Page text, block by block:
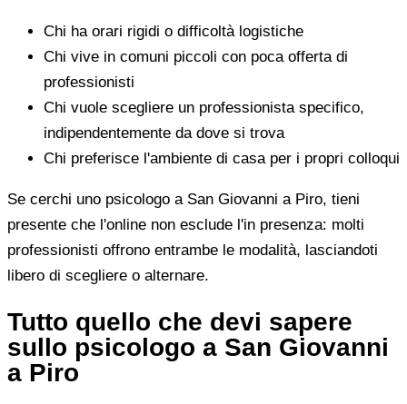
Chi ha orari rigidi o difficoltà logistiche
Chi vive in comuni piccoli con poca offerta di
professionisti
Chi vuole scegliere un professionista specifico,
indipendentemente da dove si trova
Chi preferisce l'ambiente di casa per i propri colloqui
Se cerchi uno psicologo a San Giovanni a Piro, tieni
presente che l'online non esclude l'in presenza: molti
professionisti offrono entrambe le modalità, lasciandoti
libero di scegliere o alternare.
Tutto quello che devi sapere
sullo psicologo a San Giovanni
a Piro